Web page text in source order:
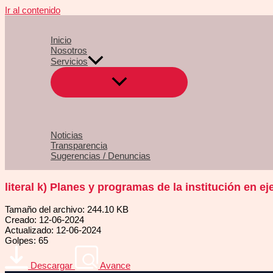
Ir al contenido
Inicio
Nosotros
Servicios
Noticias
Transparencia
Sugerencias / Denuncias
literal k) Planes y programas de la institución en
Tamaño del archivo: 244.10 KB
Creado: 12-06-2024
Actualizado: 12-06-2024
Golpes: 65
Descargar Avance